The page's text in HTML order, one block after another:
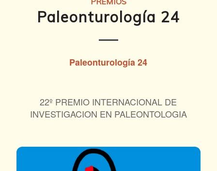
Paleonturología 24
Paleonturología 24
22º PREMIO INTERNACIONAL DE
INVESTIGACION EN PALEONTOLOGIA